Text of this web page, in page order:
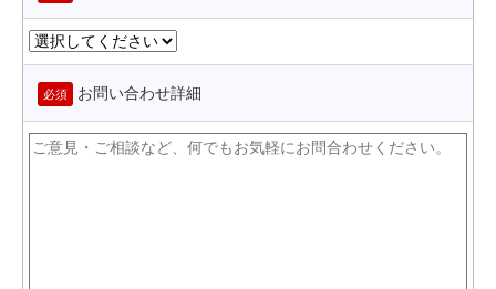
必須 お問い合わせ詳細